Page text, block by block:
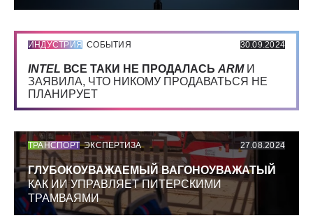
ИНДУСТРИЯ СОБЫТИЯ 30.09.2024
INTEL ВСЕ ТАКИ НЕ ПРОДАЛАСЬ ARMИ
ЗАЯВИЛА, ЧТО НИКОМУ ПРОДАВАТЬСЯ НЕ
ПЛАНИРУЕТ
ТРАНСПОРТ ЭКСПЕРТИЗА 27.08.2024
ГЛУБОКОУВАЖАЕМЫЙ ВАГОНОУВАЖАТЫЙ
КАК ИИ УПРАВЛЯЕТ ПИТЕРСКИМИ
ТРАМВАЯМИ